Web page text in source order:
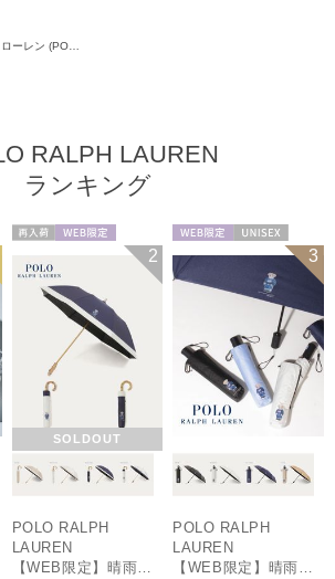
RALPH LAUREN
ランキング
WOMEN
2
SOLDOUT
POLO RALPH
LAUREN
【WEB限定】晴雨兼用折りたたみ日傘 ポロ ラルフ ローレン（POLO RALPH LAUREN）ポロ ベア ポニー
3
POLO RALPH
LAUREN
【WEB限定】晴雨兼用自動開閉日傘 ポロ ラルフ ローレン（POLO RALPH LAUREN）ベア 遮光100 UV100 ワンタッチ開閉